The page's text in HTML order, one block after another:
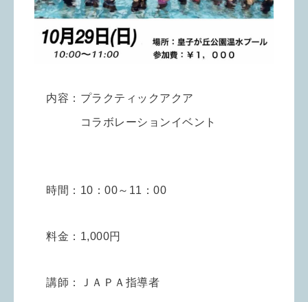
内容：プラクティックアクア
コラボレーションイベント
時間：10：00～11：00
料金：1,000円
講師：ＪＡＰＡ指導者